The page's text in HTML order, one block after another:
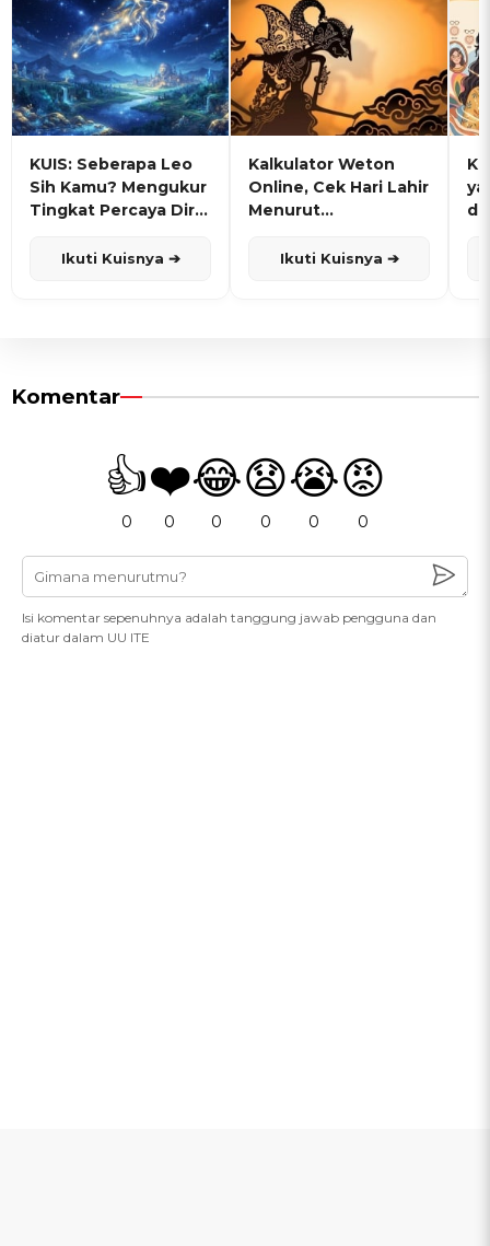
KUIS: Seberapa Leo
Sih Kamu? Mengukur
Tingkat Percaya Diri
Ikuti Kuisnya ➔
Kalkulator Weton
Online, Cek Hari Lahir
Menurut
Ikuti Kuisnya ➔
Komentar
👍
0
❤️
0
😂
0
😧
0
😭
0
😡
0
Isi komentar sepenuhnya adalah tanggung jawab pengguna dan
diatur dalam UU ITE